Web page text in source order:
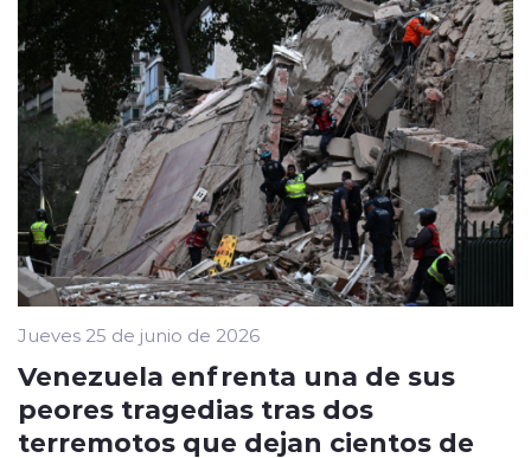
Jueves 25 de junio de 2026
Venezuela enfrenta una de sus
peores tragedias tras dos
terremotos que dejan cientos de